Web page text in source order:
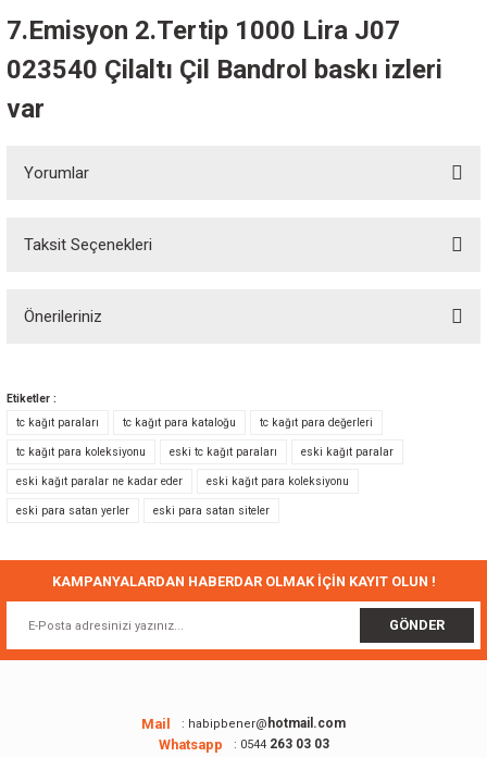
7.Emisyon 2.Tertip 1000 Lira J07
023540 Çilaltı Çil Bandrol baskı izleri
var
Yorumlar
Taksit Seçenekleri
Önerileriniz
Görüş ve önerileriniz için teşekkür ederiz.
Ürün resmi kalitesiz, bozuk veya görüntülenemiyor.
Ürün açıklamasında eksik bilgiler bulunuyor.
Ürün fiyatı diğer sitelerden daha pahalı.
Bu ürüne benzer farklı alternatifler olmalı.
Gönder
Etiketler :
tc kağıt paraları
tc kağıt para kataloğu tc kağıt para değerleri
tc kağıt para koleksiyonu eski tc kağıt paraları eski kağıt paralar
eski kağıt paralar ne kadar eder eski kağıt para koleksiyonu
eski para satan yerler eski para satan siteler
KAMPANYALARDAN HABERDAR OLMAK İÇİN KAYIT OLUN !
GÖNDER
Mail : habipbener@ hotmail.com
Whatsapp : 0544263 03 03